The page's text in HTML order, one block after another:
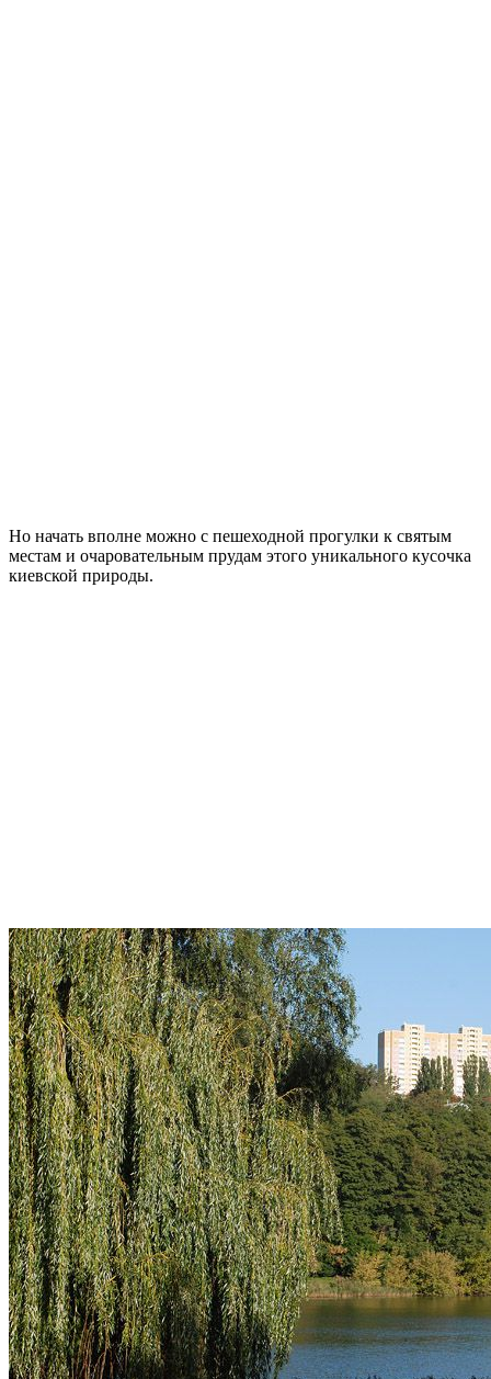
Но начать вполне можно с пешеходной прогулки к святым
местам и очаровательным прудам этого уникального кусочка
киевской природы.